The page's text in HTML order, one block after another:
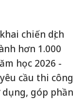
chiến dịch
hơn 1.000
học 2026 -
cầu thi công
dụng, góp phần